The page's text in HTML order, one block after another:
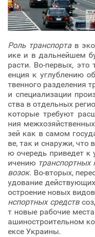
Роль транспорта в
ике и в дальнейшем
расти. Во-первых, это
енция к углублению
твенного разделения
и специализации
ства в отдельных
которые требуют
ния
зей как в самом
ве, так и снаружи, что
ю очередь приведет к
ичению транспортных
возок. Во-вторых,
удование
остроение новых видов
нспортных средств
т новые рабочие
ашиностроительном
ексе Украины.